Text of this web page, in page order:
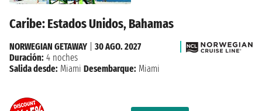
Caribe: Estados Unidos, Bahamas
NORWEGIAN GETAWAY
30 AGO. 2027
Duración: 4 noches
Salida desde: Miami Desembarque: Miami